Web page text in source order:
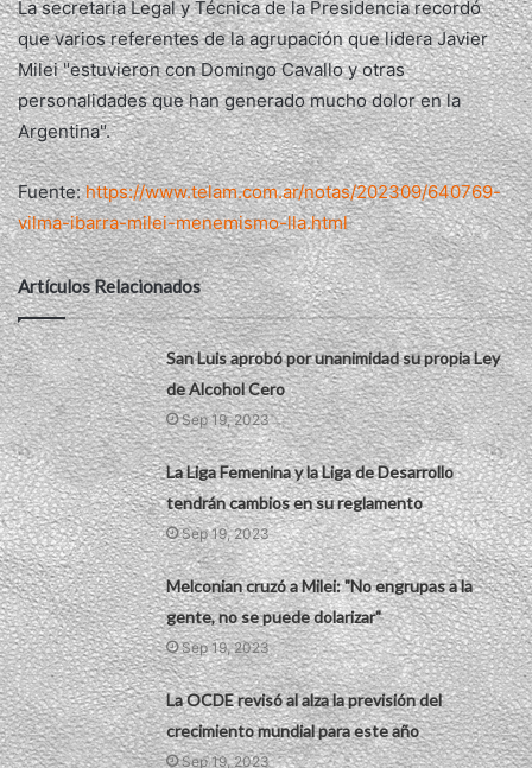
La secretaria Legal y Técnica de la Presidencia recordó
que varios referentes de la agrupación que lidera Javier
Milei "estuvieron con Domingo Cavallo y otras
personalidades que han generado mucho dolor en la
Argentina".
Fuente:https://www.telam.com.ar/notas/202309/640769-
vilma-ibarra-milei-menemismo-lla.html
Artículos Relacionados
San Luis aprobó por unanimidad su propia Ley
de Alcohol Cero
Sep 19, 2023
La Liga Femenina y la Liga de Desarrollo
tendrán cambios en su reglamento
Sep 19, 2023
Melconian cruzó a Milei: "No engrupas a la
gente, no se puede dolarizar"
Sep 19, 2023
La OCDE revisó al alza la previsión del
crecimiento mundial para este año
Sep 19, 2023